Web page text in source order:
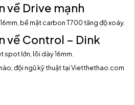
về Drive mạnh
bề mặt carbon T700 tăng độ xoáy.
về Control – Dink
spot lớn, lõi dày 16mm.
đội ngũ kỹ thuật tại Vietthethao.com